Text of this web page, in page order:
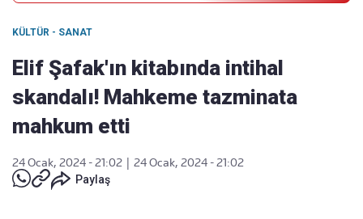
KÜLTÜR - SANAT
Elif Şafak'ın kitabında intihal
skandalı! Mahkeme tazminata
mahkum etti
24 Ocak, 2024 - 21:02
24 Ocak, 2024 - 21:02
Paylaş